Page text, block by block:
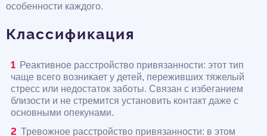
особенности каждого.
Классификация
Реактивное расстройство привязанности: этот тип
чаще всего возникает у детей, переживших тяжелый
стресс или недостаток заботы. Связан с избеганием
близости и не стремится установить контакт даже с
основными опекунами.
Тревожное расстройство привязанности: в этом